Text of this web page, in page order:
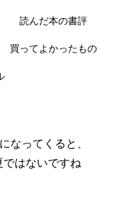
読んだ本の書評
買ってよかったもの
なってくると、
はないですね